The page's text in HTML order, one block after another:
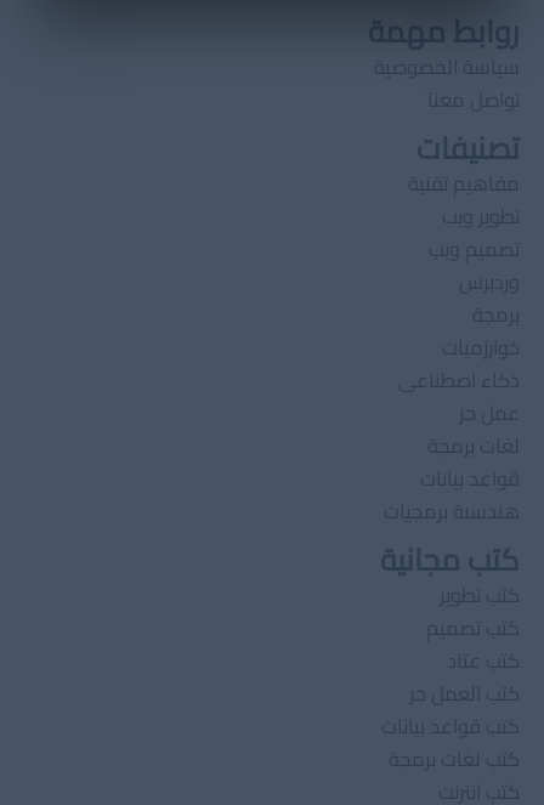
روابط مهمة
سياسة الخصوصية
تواصل معنا
تصنيفات
مفاهيم تقنية
تطوير ويب
تصميم ويب
وردبرس
برمجة
خوارزميات
ذكاء اصطناعى
عمل حر
لغات برمجة
قواعد بيانات
هندسىة برمجيات
كتب مجانية
كتب تطوير
كتب تصميم
كتب عتاد
كتب العمل حر
كتب قواعد بيانات
كتب لغات برمجة
كتب انترنت